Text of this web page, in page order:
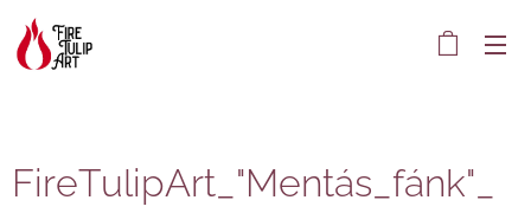
FireTulipArt_"Mentás_fánk"_